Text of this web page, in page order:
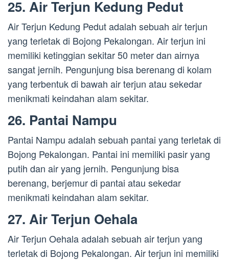
25. Air Terjun Kedung Pedut
Air Terjun Kedung Pedut adalah sebuah air terjun
yang terletak di Bojong Pekalongan. Air terjun ini
memiliki ketinggian sekitar 50 meter dan airnya
sangat jernih. Pengunjung bisa berenang di kolam
yang terbentuk di bawah air terjun atau sekedar
menikmati keindahan alam sekitar.
26. Pantai Nampu
Pantai Nampu adalah sebuah pantai yang terletak di
Bojong Pekalongan. Pantai ini memiliki pasir yang
putih dan air yang jernih. Pengunjung bisa
berenang, berjemur di pantai atau sekedar
menikmati keindahan alam sekitar.
27. Air Terjun Oehala
Air Terjun Oehala adalah sebuah air terjun yang
terletak di Bojong Pekalongan. Air terjun ini memiliki